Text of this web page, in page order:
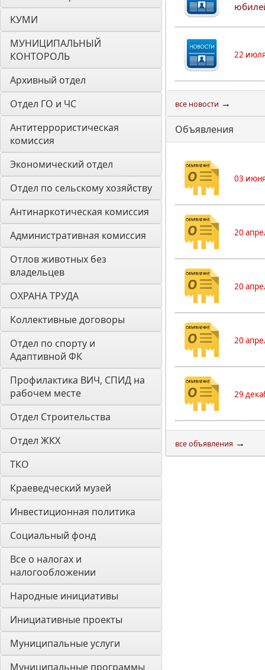
КУМИ
МУНИЦИПАЛЬНЫЙ
КОНТОРОЛЬ
Архивный отдел
Отдел ГО и ЧС
Антитеррористическая
комиссия
Экономический отдел
Отдел по сельскому хозяйству
Антинаркотическая комиссия
Административная комиссия
Отлов животных без
владельцев
ОХРАНА ТРУДА
Коллективные договоры
Отдел по спорту и
Адаптивной ФК
Профилактика ВИЧ, СПИД на
рабочем месте
Отдел Строительства
Отдел ЖКХ
ТКО
Краеведческий музей
Инвестиционная политика
Социальный фонд
Все о налогах и
налогообложении
Народные инициативы
Инициативные проекты
Муниципальные услуги
Муниципальные программы
22
все новости →
Объявления
03
20
20
20
29
все объявления →